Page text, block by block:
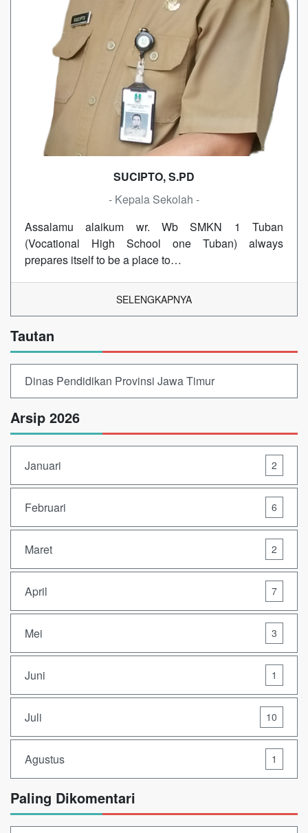
SUCIPTO, S.PD
- Kepala Sekolah -
Assalamu alaikum wr. Wb SMKN 1 Tuban
(Vocational High School one Tuban) always
prepares itself to be a place to…
SELENGKAPNYA
Tautan
Dinas Pendidikan Provinsi Jawa Timur
Arsip 2026
Januari 2
Februari 6
Maret 2
April 7
Mei 3
Juni 1
Juli 10
Agustus 1
Paling Dikomentari